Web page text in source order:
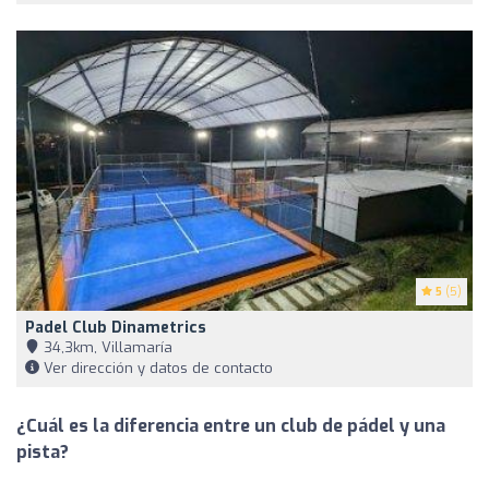
5 (5)
Padel Club Dinametrics
34,3km, Villamaría
Ver dirección y datos de contacto
¿Cuál es la diferencia entre un club de pádel y una
pista?